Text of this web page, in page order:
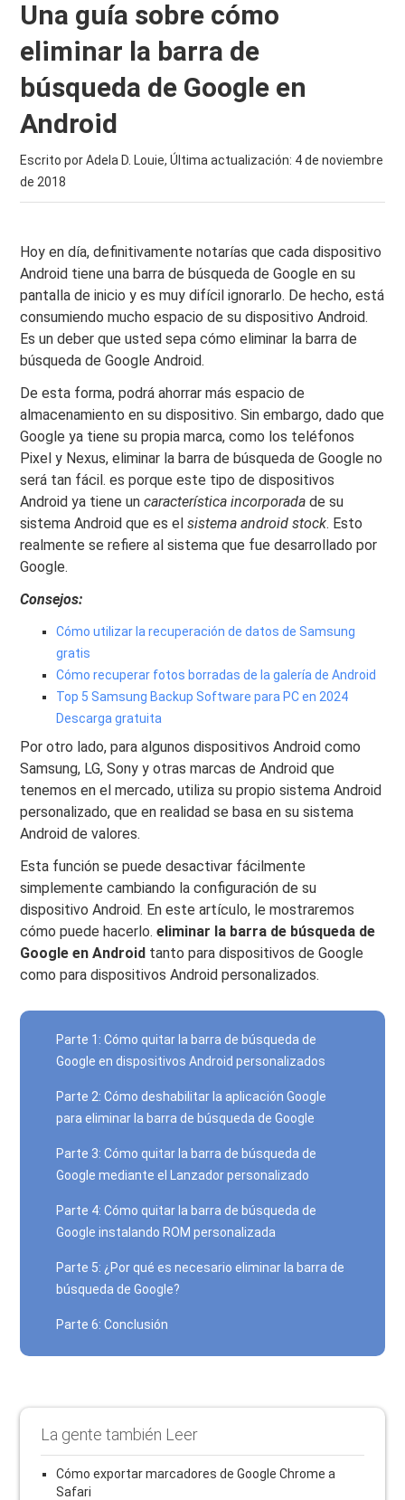
Una guía sobre cómo
eliminar la barra de
búsqueda de Google en
Android
Escrito por Adela D. Louie, Última actualización: 4 de noviembre
de 2018
Hoy en día, definitivamente notarías que cada dispositivo
Android tiene una barra de búsqueda de Google en su
pantalla de inicio y es muy difícil ignorarlo. De hecho, está
consumiendo mucho espacio de su dispositivo Android.
Es un deber que usted sepa cómo eliminar la barra de
búsqueda de Google Android.
De esta forma, podrá ahorrar más espacio de
almacenamiento en su dispositivo. Sin embargo, dado que
Google ya tiene su propia marca, como los teléfonos
Pixel y Nexus, eliminar la barra de búsqueda de Google no
será tan fácil. es porque este tipo de dispositivos
Android ya tiene un característica incorporada de su
sistema Android que es el sistema android stock. Esto
realmente se refiere al sistema que fue desarrollado por
Google.
Consejos:
Cómo utilizar la recuperación de datos de Samsung
gratis
Cómo recuperar fotos borradas de la galería de Android
Top 5 Samsung Backup Software para PC en 2024
Descarga gratuita
Por otro lado, para algunos dispositivos Android como
Samsung, LG, Sony y otras marcas de Android que
tenemos en el mercado, utiliza su propio sistema Android
personalizado, que en realidad se basa en su sistema
Android de valores.
Esta función se puede desactivar fácilmente
simplemente cambiando la configuración de su
dispositivo Android. En este artículo, le mostraremos
cómo puede hacerlo.eliminar la barra de búsqueda de
Google en Android tanto para dispositivos de Google
como para dispositivos Android personalizados.
Parte 1: Cómo quitar la barra de búsqueda de
Google en dispositivos Android personalizados
Parte 2: Cómo deshabilitar la aplicación Google
para eliminar la barra de búsqueda de Google
Parte 3: Cómo quitar la barra de búsqueda de
Google mediante el Lanzador personalizado
Parte 4: Cómo quitar la barra de búsqueda de
Google instalando ROM personalizada
Parte 5: ¿Por qué es necesario eliminar la barra de
búsqueda de Google?
Parte 6: Conclusión
La gente también Leer
Cómo exportar marcadores de Google Chrome a
Safari